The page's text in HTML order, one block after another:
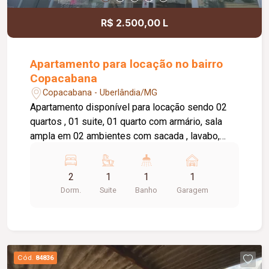
R$ 2.500,00 L
Apartamento para locação no bairro
Copacabana
Copacabana - Uberlândia/MG
Apartamento disponível para locação sendo 02
quartos , 01 suite, 01 quarto com armário, sala
ampla em 02 ambientes com sacada , lavabo,
social com box e armário, elevador privativo, 01
vaga de garagem, portaria 24 horas,
brinquedoteca, salão de festas.
2
Dorm.
1
Suite
1
Banho
1
Garagem
Cód. 84836